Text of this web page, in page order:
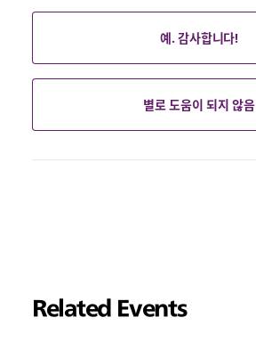
예. 감사합니다!
별로 도움이 되지 않음
Related Events